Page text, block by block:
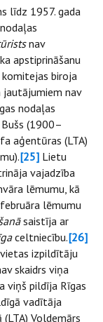
līdz 1957. gada
nav
apstiprināšanu
biroja
jautājumiem nav
nodaļas
(1900–
aģentūras (LTA)
[25] Lietu
vajadzība
lēmumu, kā
lēmumu
saistīja ar
celtniecību.[26]
vietas izpildītāju
skaidrs viņa
viņš pildīja Rīgas
vadītāja
Voldemārs